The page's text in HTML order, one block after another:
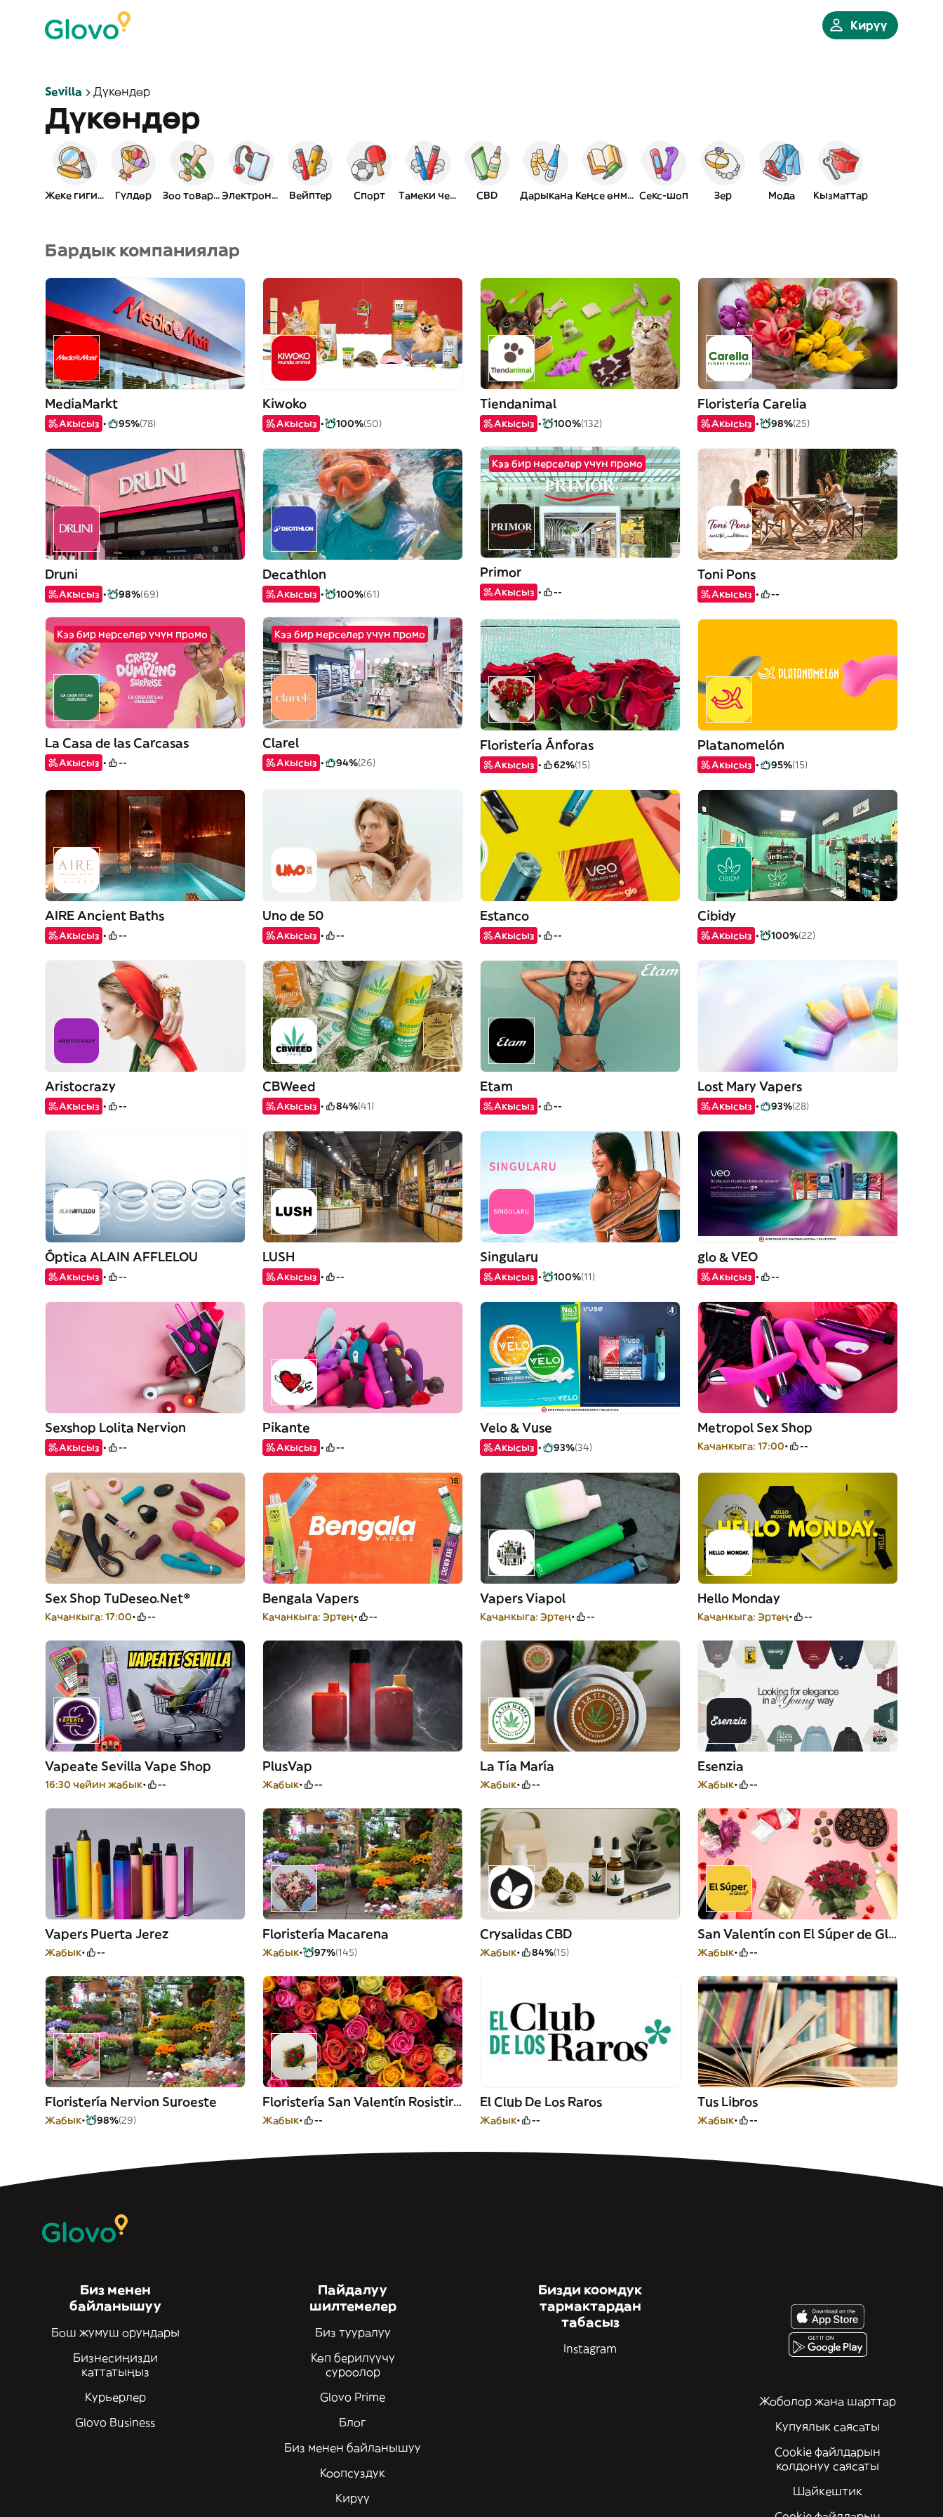
Кирүү
Sevilla Дүкөндөр
Дүкөндөр
Жеке гигиена Гүлдөр Зоо товарлар Электроника Вейптер Спорт Тамеки чегүү CBD Дарыкана Кеңсе өнмдр Секс-шоп Зер Мода Кызматтар
Бардык компаниялар
MediaMarkt
Акысыз 95%(78)
Kiwoko
Акысыз 100%(50)
Tiendanimal
Акысыз 100%(132)
Floristería Carelia
Акысыз 98%(25)
Druni
Акысыз 98%(69)
Decathlon
Акысыз 100%(61)
Кээ бир нерселер үчүн промо
Primor
Акысыз --
Toni Pons
Акысыз --
Кээ бир нерселер үчүн промо
La Casa de las Carcasas
Акысыз --
Кээ бир нерселер үчүн промо
Clarel
Акысыз 94%(26)
Floristería Ánforas
Акысыз 62%(15)
Platanomelón
Акысыз 95%(15)
AIRE Ancient Baths
Акысыз --
Uno de 50
Акысыз --
Estanco
Акысыз --
Cibidy
Акысыз 100%(22)
Aristocrazy
Акысыз --
CBWeed
Акысыз 84%(41)
Etam
Акысыз --
Lost Mary Vapers
Акысыз 93%(28)
Óptica ALAIN AFFLELOU
Акысыз --
LUSH
Акысыз --
Singularu
Акысыз 100%(11)
glo & VEO
Акысыз --
Sexshop Lolita Nervion
Акысыз --
Pikante
Акысыз --
Velo & Vuse
Акысыз 93%(34)
Metropol Sex Shop
Качанкыга: 17:00 --
Sex Shop TuDeseo.Net®
Качанкыга: 17:00 --
Bengala Vapers
Качанкыга: Эртең --
Vapers Viapol
Качанкыга: Эртең --
Hello Monday
Качанкыга: Эртең --
Vapeate Sevilla Vape Shop
16:30 чейин жабык --
PlusVap
Жабык --
La Tía María
Жабык --
Esenzia
Жабык --
Vapers Puerta Jerez
Жабык --
Floristería Macarena
Жабык 97%(145)
Crysalidas CBD
Жабык 84%(15)
San Valentín con El Súper de Glovo
Жабык --
Floristería Nervion Suroeste
Жабык 98%(29)
Floristería San Valentín Rosistirem
Жабык --
El Club De Los Raros
Жабык --
Tus Libros
Жабык --
Биз менен
байланышуу
Бош жумуш орундары
Бизнесиңизди
каттатыңыз
Курьерлер
Glovo Business
Пайдалуу
шилтемелер
Биз тууралуу
Көп берилүүчү
суроолор
Glovo Prime
Блог
Биз менен байланышуу
Коопсуздук
Кирүү
Бизди коомдук
тармактардан
табасыз
Instagram
Жоболор жана шарттар
Купуялык саясаты
Cookie файлдарын
колдонуу саясаты
Шайкештик